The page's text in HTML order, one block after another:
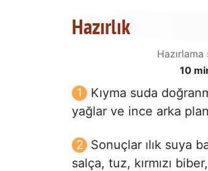
Hazırlık
Hazırlama
10
Kıyma suda
yağlar ve ince arka
Sonuçlar ılık suya
salça, tuz, kırmızı